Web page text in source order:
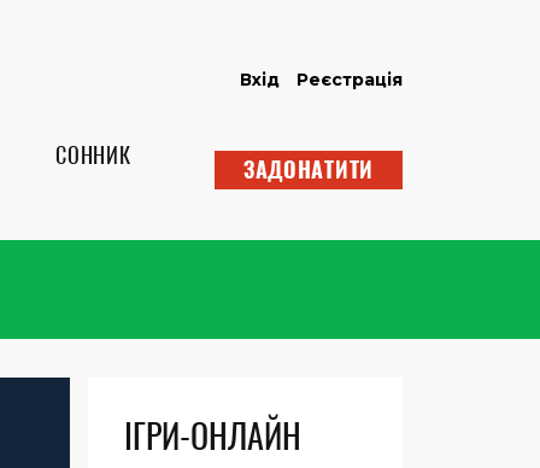
Вхід Реєстрація
СОННИК ЗАДОНАТИТИ
ІГРИ-ОНЛАЙН